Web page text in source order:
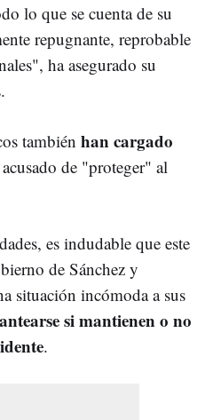
lo que se cuenta de su
repugnante, reprobable
ha asegurado su
también han cargado
de "proteger" al
es indudable que este
de Sánchez y
situación incómoda a sus
si mantienen o no
.